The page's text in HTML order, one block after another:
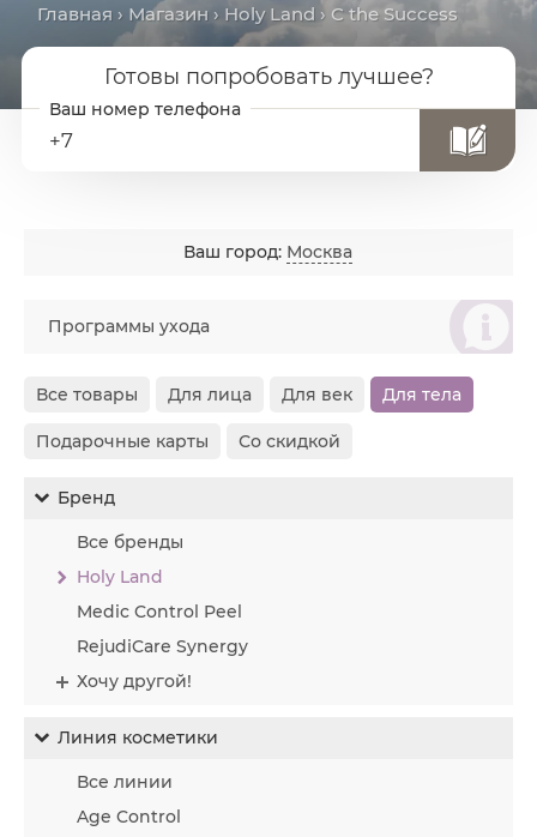
Главная › Магазин › Holy Land › C the Success
Готовы попробовать лучшее?
+7
Ваш город: Москва
စ
Программы ухода
Все товары Для лица Для век Для тела
Подарочные карты Со скидкой
Бренд
Все бренды
Holy Land
Medic Control Peel
RejudiCare Synergy
Хочу другой!
Линия косметики
Все линии
Age Control